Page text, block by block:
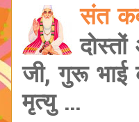
संत
जी, गुरू
मृत्यु ...